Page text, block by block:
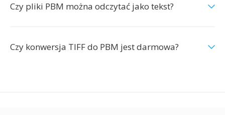
Czy pliki PBM można odczytać jako tekst?
Czy konwersja TIFF do PBM jest darmowa?